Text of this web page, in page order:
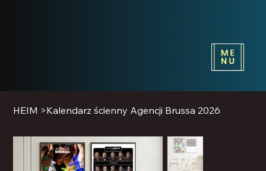
HEIM >Kalendarz ścienny Agencji Brussa 2026